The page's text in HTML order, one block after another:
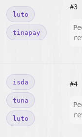
luto
tinapay
#3
isda
tuna
luto
#4